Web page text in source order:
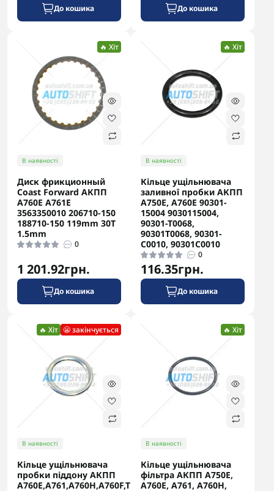
До кошика До кошика
🔥 Хіт
В наявності
Диск фрикционный
Coast Forward АКПП
A760E A761E
3563350010 206710-150
188710-150 119mm 30T
1.5mm
0
1 201.92грн.
До кошика
🔥 Хіт
В наявності
Кільце ущільнювача
заливної пробки АКПП
A750E, A760E 90301-
15004 9030115004,
90301-T0068,
90301T0068, 90301-
C0010, 90301C0010
0
116.35грн.
До кошика
🔥 Хіт 😬 закінчується
В наявності
Кільце ущільнювача
пробки піддону АКПП
A760E,A761,A760H,A760F,TB-
🔥 Хіт
В наявності
Кільце ущільнювача
фільтра АКПП A750E,
A760E, A761, A760H,